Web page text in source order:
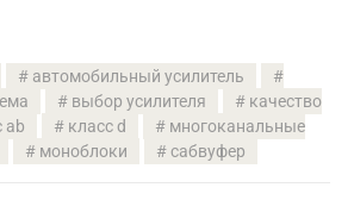
автомобильный усилитель
выбор усилителя
качество
ab класс d
многоканальные
моноблоки сабвуфер